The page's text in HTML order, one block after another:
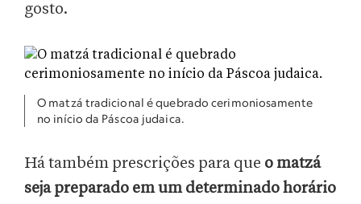
gosto.
O matzá tradicional é quebrado cerimoniosamente
no início da Páscoa judaica.
Há também prescrições para que o matzá
seja preparado em um determinado horário